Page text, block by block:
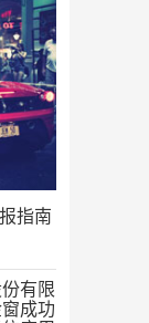
指南
有限
成功